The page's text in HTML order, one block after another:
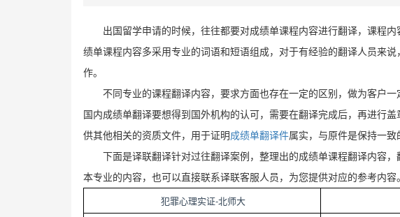
出国留学申请的时候，往往都要对成绩单课程内容进行翻译，课程
绩单课程内容多采用专业的词语和短语组成，对于有经验的翻译人员来
作。
不同专业的课程翻译内容，要求方面也存在一定的区别，做为客户
国内成绩单翻译要想得到国外机构的认可，需要在翻译完成后，再进行
供其他相关的资质文件，用于证明 成绩单翻译件属实，与原件是保持一致
下面是译联翻译针对过往翻译案例，整理出的成绩单课程翻译内容
本专业的内容，也可以直接联系译联客服人员，为您提供对应的参考内容
犯罪心理实证-北师大